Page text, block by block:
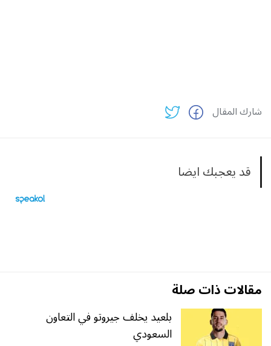
شارك المقال
قد يعجبك ايضا
مقالات ذات صلة
بلعيد يخلف جيروتو في التعاون
السعودي